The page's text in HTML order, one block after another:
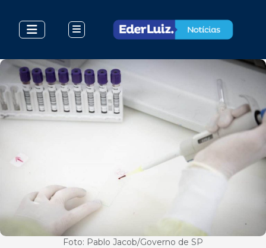
Foto: Pablo Jacob/Governo de SP